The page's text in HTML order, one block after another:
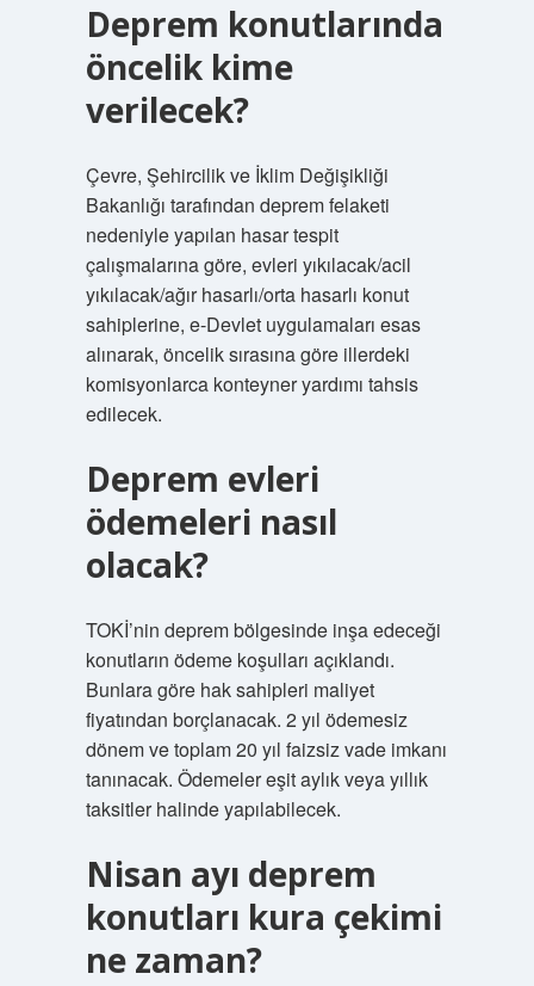
Deprem konutlarında
öncelik kime
verilecek?
Çevre, Şehircilik ve İklim Değişikliği
Bakanlığı tarafından deprem felaketi
nedeniyle yapılan hasar tespit
çalışmalarına göre, evleri yıkılacak/acil
yıkılacak/ağır hasarlı/orta hasarlı konut
sahiplerine, e-Devlet uygulamaları esas
alınarak, öncelik sırasına göre illerdeki
komisyonlarca konteyner yardımı tahsis
edilecek.
Deprem evleri
ödemeleri nasıl
olacak?
TOKİ’nin deprem bölgesinde inşa edeceği
konutların ödeme koşulları açıklandı.
Bunlara göre hak sahipleri maliyet
fiyatından borçlanacak. 2 yıl ödemesiz
dönem ve toplam 20 yıl faizsiz vade imkanı
tanınacak. Ödemeler eşit aylık veya yıllık
taksitler halinde yapılabilecek.
Nisan ayı deprem
konutları kura çekimi
ne zaman?